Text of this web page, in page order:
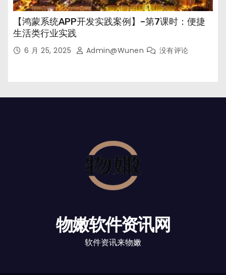
【鸿蒙系统APP开发实践案例】–第7课时：便捷
生活类行业实践
6 月 25, 2025 Admin@wunen 没有评论
物嫩软件资讯网
软件资讯来物嫩